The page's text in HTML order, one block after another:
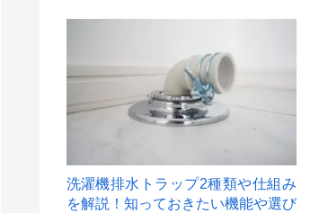
洗濯機排水トラップ2種類や仕組み
を解説！知っておきたい機能や選び